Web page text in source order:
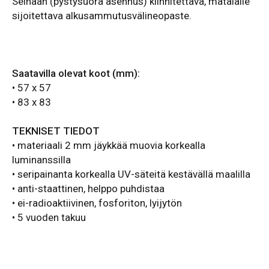
sijoitettava alkusammutusvälineopaste.
Saatavilla olevat koot (mm):
• 57 x 57
• 83 x 83
TEKNISET TIEDOT
• materiaali 2 mm jäykkää muovia korkealla
luminanssilla
• seripainanta korkealla UV-säteitä kestävällä maalilla
• anti-staattinen, helppo puhdistaa
• ei-radioaktiivinen, fosforiton, lyijytön
• 5 vuoden takuu